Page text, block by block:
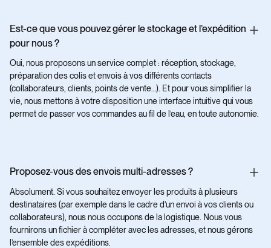
Est-ce que vous pouvez gérer le stockage et l’expédition
pour nous ?
Oui, nous proposons un service complet : réception, stockage,
préparation des colis et envois à vos différents contacts
(collaborateurs, clients, points de vente…). Et pour vous simplifier la
vie, nous mettons à votre disposition une interface intuitive qui vous
permet de passer vos commandes au fil de l’eau, en toute autonomie.
Proposez-vous des envois multi-adresses ?
Absolument. Si vous souhaitez envoyer les produits à plusieurs
destinataires (par exemple dans le cadre d’un envoi à vos clients ou
collaborateurs), nous nous occupons de la logistique. Nous vous
fournirons un fichier à compléter avec les adresses, et nous gérons
l’ensemble des expéditions.